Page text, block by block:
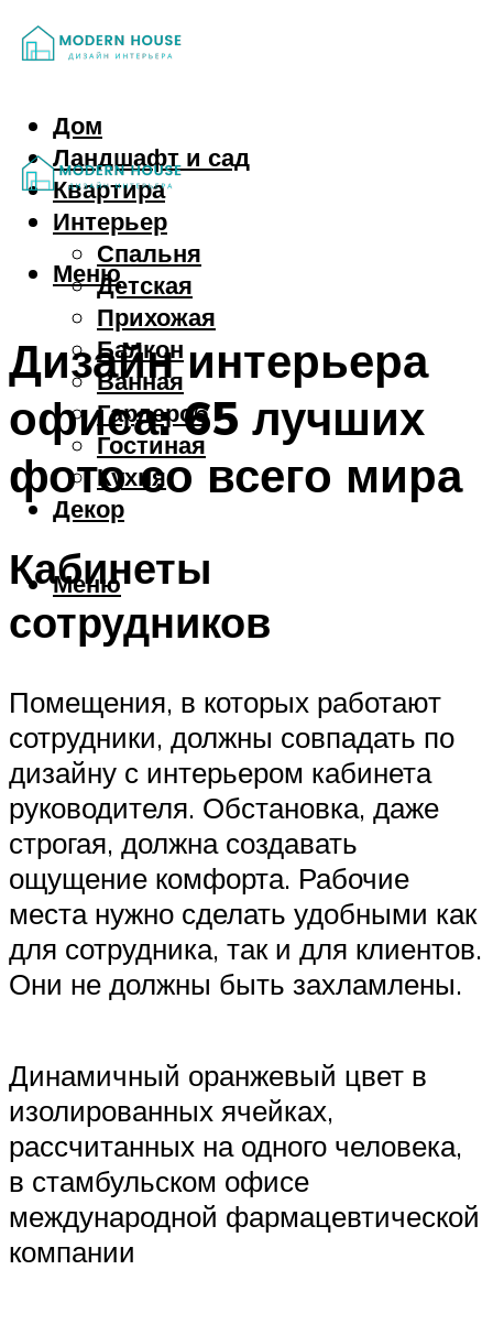
Дом
Ландшафт и сад
Квартира
Интерьер
Спальня
Детская
Прихожая
Балкон
Ванная
Гардероб
Гостиная
Кухня
Декор
Меню
Меню
Дизайн интерьера
офиса: 65 лучших
фото со всего мира
Кабинеты
сотрудников
Помещения, в которых работают
сотрудники, должны совпадать по
дизайну с интерьером кабинета
руководителя. Обстановка, даже
строгая, должна создавать
ощущение комфорта. Рабочие
места нужно сделать удобными как
для сотрудника, так и для клиентов.
Они не должны быть захламлены.
Динамичный оранжевый цвет в
изолированных ячейках,
рассчитанных на одного человека,
в стамбульском офисе
международной фармацевтической
компании